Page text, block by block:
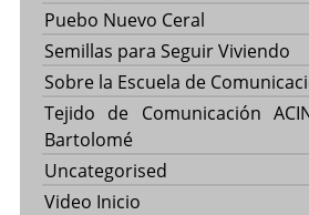
Puebo Nuevo Ceral
Semillas para Seguir Viviendo
Sobre la Escuela de
Tejido de Comunicación
Bartolomé
Uncategorised
Video Inicio